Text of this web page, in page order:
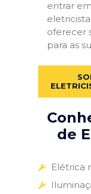
entrar
oferecer
para as
de
Elétrica